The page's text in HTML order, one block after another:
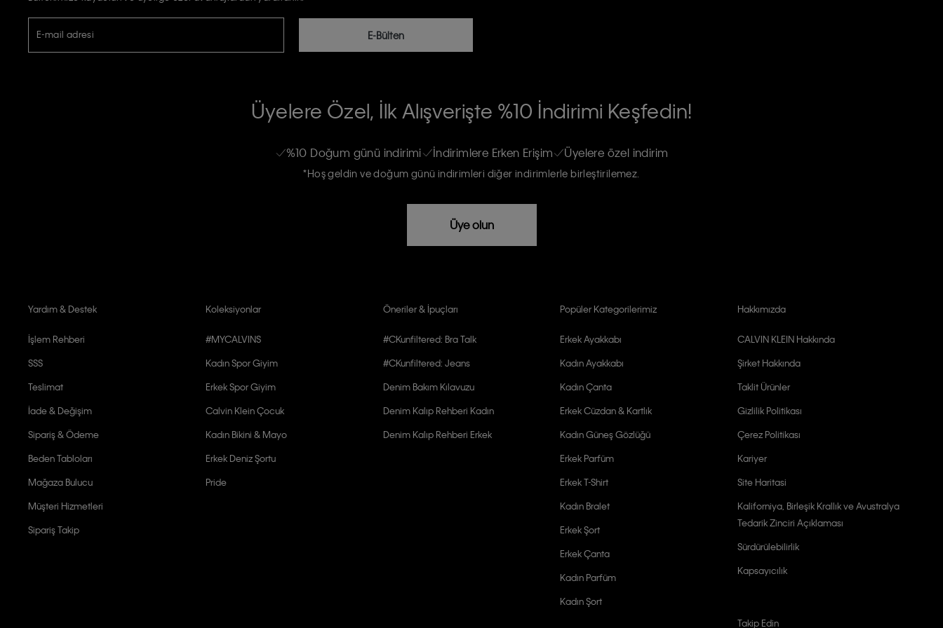
E-mail adresi E-Bülten
Calvin Klein e-bültenine abone olarak, kişisel verilerimin Calvin Klein tarafına gönderileceğinin ve güncel ürün,
Üyelere Özel, İlk Alışverişte %10 İndirimi Keşfedin!
%10 Doğum günü indirimi İndirimlere Erken Erişim Üyelere özel indirim
*Hoş geldin ve doğum günü indirimleri diğer indirimlerle birleştirilemez.
Üye olun
Yardım & Destek
İşlem Rehberi
SSS
Teslimat
İade & Değişim
Sipariş & Ödeme
Beden Tabloları
Mağaza Bulucu
Müşteri Hizmetleri
Sipariş Takip
Koleksiyonlar
#MYCALVINS
Kadın Spor Giyim
Erkek Spor Giyim
Calvin Klein Çocuk
Kadın Bikini & Mayo
Erkek Deniz Şortu
Pride
Öneriler & İpuçları
#CKunfiltered: Bra Talk
#CKunfiltered: Jeans
Denim Bakım Kılavuzu
Denim Kalıp Rehberi Kadın
Denim Kalıp Rehberi Erkek
Popüler Kategorilerimiz
Erkek Ayakkabı
Kadın Ayakkabı
Kadın Çanta
Erkek Cüzdan & Kartlık
Kadın Güneş Gözlüğü
Erkek Parfüm
Erkek T-Shirt
Kadın Bralet
Erkek Şort
Erkek Çanta
Kadın Parfüm
Kadın Şort
Hakkımızda
CALVIN KLEIN Hakkında
Şirket Hakkında
Taklit Ürünler
Gizlilik Politikası
Çerez Politikası
Kariyer
Site Haritasi
Kaliforniya, Birleşik Krallık ve Avustralya
Tedarik Zinciri Açıklaması
Sürdürülebilirlik
Kapsayıcılık
Takip Edin